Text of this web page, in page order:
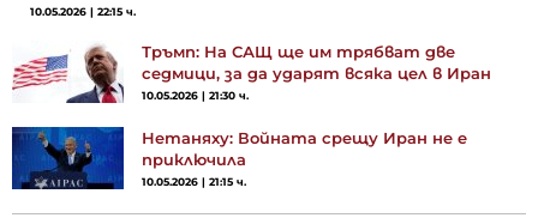
10.05.2026 | 22:15 ч.
Тръмп: На САЩ ще им трябват две
седмици, за да ударят всяка цел в Иран
10.05.2026 | 21:30 ч.
Нетаняху: Войната срещу Иран не е
приключила
10.05.2026 | 21:15 ч.